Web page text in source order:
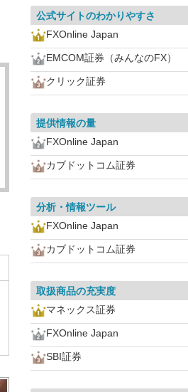
公式サイトのわかりやすさ
FXOnline Japan
EMCOM証券（みんなのFX）
クリック証券
提供情報の量
FXOnline Japan
カブドットコム証券
分析・情報ツール
FXOnline Japan
カブドットコム証券
取扱商品の充実度
マネックス証券
FXOnline Japan
SBI証券